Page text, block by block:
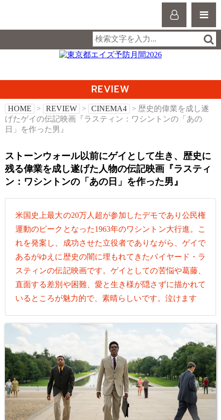
REVIEW
HOME > REVIEW > CINEMA4
> 歴史的偉業を成し遂
げたゲイの伝記映画『ラスティン：ワシントンの「あの
日」を作った男』
ストーンウォール以前にゲイとして生き、歴史に
残る偉業を成し遂げた人物の伝記映画『ラスティ
ン：ワシントンの「あの日」を作った男』
米国史上最大の20万人超が参加したデモであり公民権
運動のピークとなった1963年のワシントン大行進。こ
れを発案し、成功させた立役者でありながら、ゲイで
あるがゆえに歴史の闇に埋もれてきたバイヤード・ラ
スティンの伝記映画です。ゲイとしての苦悩や葛藤、
直面する差別や困難、愛と生き様が隠さずに描かれて
いるところが魅力的で、素晴らしいです。泣けます